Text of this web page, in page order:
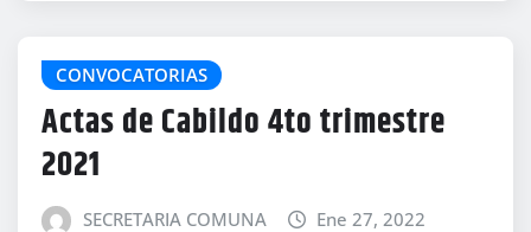
CONVOCATORIAS
Actas de Cabildo 4to trimestre
2021
SECRETARIA COMUNA
Ene 27, 2022